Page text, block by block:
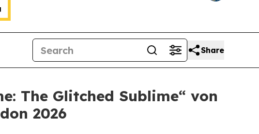
Share
The Glitched Sublime“ von
2026